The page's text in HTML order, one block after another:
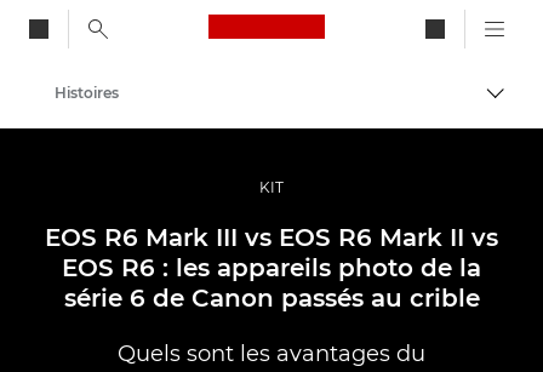
Canon Logo, back to
Vidéo et photographie professionnelles
Histoires
KIT
EOS R6 Mark III vs EOS R6 Mark II vs
EOS R6 : les appareils photo de la
série 6 de Canon passés au crible
Quels sont les avantages du